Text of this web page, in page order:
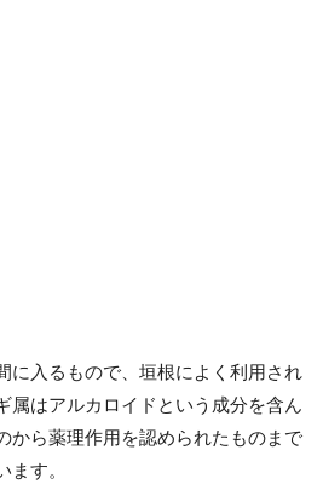
に入るもので、垣根によく利用され
属はアルカロイドという成分を含ん
から薬理作用を認められたものまで
ます。